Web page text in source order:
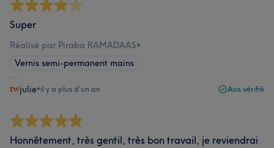
Super
Réalisé par Piraba RAMADAAS•
Vernis semi-permanent mains
julie•il y a plus d’un an Avis vérifié
Honnêtement, très gentil, très bon travail, je reviendrai